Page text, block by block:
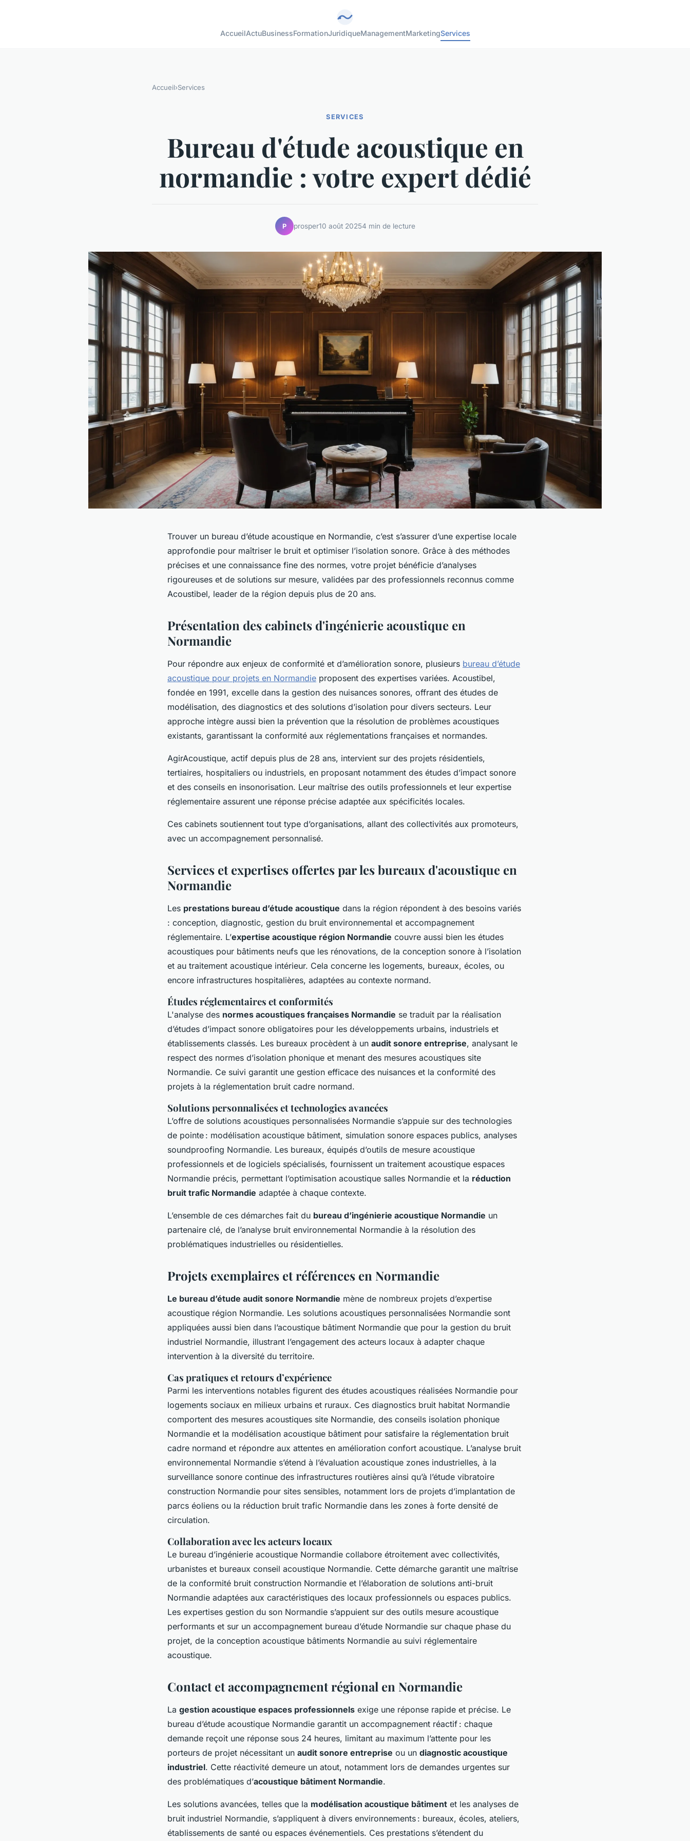
AccueilActuBusinessFormationJuridiqueManagementMarketingServices
Accueil›Services
SERVICES
Bureau d'étude acoustique en
normandie : votre expert dédié
P prosper10 août 20254 min de lecture
Trouver un bureau d’étude acoustique en Normandie, c’est s’assurer d’une expertise locale
approfondie pour maîtriser le bruit et optimiser l’isolation sonore. Grâce à des méthodes
précises et une connaissance fine des normes, votre projet bénéficie d’analyses
rigoureuses et de solutions sur mesure, validées par des professionnels reconnus comme
Acoustibel, leader de la région depuis plus de 20 ans.
Présentation des cabinets d'ingénierie acoustique en
Normandie
Pour répondre aux enjeux de conformité et d’amélioration sonore, plusieurs bureau d’étude
acoustique pour projets en Normandie proposent des expertises variées. Acoustibel,
fondée en 1991, excelle dans la gestion des nuisances sonores, offrant des études de
modélisation, des diagnostics et des solutions d’isolation pour divers secteurs. Leur
approche intègre aussi bien la prévention que la résolution de problèmes acoustiques
existants, garantissant la conformité aux réglementations françaises et normandes.
AgirAcoustique, actif depuis plus de 28 ans, intervient sur des projets résidentiels,
tertiaires, hospitaliers ou industriels, en proposant notamment des études d’impact sonore
et des conseils en insonorisation. Leur maîtrise des outils professionnels et leur expertise
réglementaire assurent une réponse précise adaptée aux spécificités locales.
Ces cabinets soutiennent tout type d’organisations, allant des collectivités aux promoteurs,
avec un accompagnement personnalisé.
Services et expertises offertes par les bureaux d'acoustique en
Normandie
Les prestations bureau d’étude acoustique dans la région répondent à des besoins variés
: conception, diagnostic, gestion du bruit environnemental et accompagnement
réglementaire. L’expertise acoustique région Normandie couvre aussi bien les études
acoustiques pour bâtiments neufs que les rénovations, de la conception sonore à l’isolation
et au traitement acoustique intérieur. Cela concerne les logements, bureaux, écoles, ou
encore infrastructures hospitalières, adaptées au contexte normand.
Études réglementaires et conformités
L'analyse des normes acoustiques françaises Normandie se traduit par la réalisation
d’études d’impact sonore obligatoires pour les développements urbains, industriels et
établissements classés. Les bureaux procèdent à un audit sonore entreprise, analysant le
respect des normes d’isolation phonique et menant des mesures acoustiques site
Normandie. Ce suivi garantit une gestion efficace des nuisances et la conformité des
projets à la réglementation bruit cadre normand.
Solutions personnalisées et technologies avancées
L’offre de solutions acoustiques personnalisées Normandie s’appuie sur des technologies
de pointe : modélisation acoustique bâtiment, simulation sonore espaces publics, analyses
soundproofing Normandie. Les bureaux, équipés d’outils de mesure acoustique
professionnels et de logiciels spécialisés, fournissent un traitement acoustique espaces
Normandie précis, permettant l’optimisation acoustique salles Normandie et la réduction
bruit trafic Normandie adaptée à chaque contexte.
L’ensemble de ces démarches fait du bureau d’ingénierie acoustique Normandie un
partenaire clé, de l’analyse bruit environnemental Normandie à la résolution des
problématiques industrielles ou résidentielles.
Projets exemplaires et références en Normandie
Le bureau d’étude audit sonore Normandie mène de nombreux projets d’expertise
acoustique région Normandie. Les solutions acoustiques personnalisées Normandie sont
appliquées aussi bien dans l’acoustique bâtiment Normandie que pour la gestion du bruit
industriel Normandie, illustrant l’engagement des acteurs locaux à adapter chaque
intervention à la diversité du territoire.
Cas pratiques et retours d’expérience
Parmi les interventions notables figurent des études acoustiques réalisées Normandie pour
logements sociaux en milieux urbains et ruraux. Ces diagnostics bruit habitat Normandie
comportent des mesures acoustiques site Normandie, des conseils isolation phonique
Normandie et la modélisation acoustique bâtiment pour satisfaire la réglementation bruit
cadre normand et répondre aux attentes en amélioration confort acoustique. L’analyse bruit
environnemental Normandie s’étend à l’évaluation acoustique zones industrielles, à la
surveillance sonore continue des infrastructures routières ainsi qu’à l’étude vibratoire
construction Normandie pour sites sensibles, notamment lors de projets d’implantation de
parcs éoliens ou la réduction bruit trafic Normandie dans les zones à forte densité de
circulation.
Collaboration avec les acteurs locaux
Le bureau d’ingénierie acoustique Normandie collabore étroitement avec collectivités,
urbanistes et bureaux conseil acoustique Normandie. Cette démarche garantit une maîtrise
de la conformité bruit construction Normandie et l’élaboration de solutions anti-bruit
Normandie adaptées aux caractéristiques des locaux professionnels ou espaces publics.
Les expertises gestion du son Normandie s’appuient sur des outils mesure acoustique
performants et sur un accompagnement bureau d’étude Normandie sur chaque phase du
projet, de la conception acoustique bâtiments Normandie au suivi réglementaire
acoustique.
Contact et accompagnement régional en Normandie
La gestion acoustique espaces professionnels exige une réponse rapide et précise. Le
bureau d’étude acoustique Normandie garantit un accompagnement réactif : chaque
demande reçoit une réponse sous 24 heures, limitant au maximum l’attente pour les
porteurs de projet nécessitant un audit sonore entreprise ou un diagnostic acoustique
industriel. Cette réactivité demeure un atout, notamment lors de demandes urgentes sur
des problématiques d’acoustique bâtiment Normandie.
Les solutions avancées, telles que la modélisation acoustique bâtiment et les analyses de
bruit industriel Normandie, s’appliquent à divers environnements : bureaux, écoles, ateliers,
établissements de santé ou espaces événementiels. Ces prestations s’étendent du